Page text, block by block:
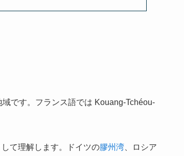
です。フランス語では Kouang-Tchéou-
て理解します。ドイツの膠州湾 、ロシア